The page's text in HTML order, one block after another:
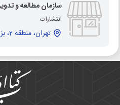
سازمان مطالعه و
انتشارات
تهران، منطقه 2، بزرگراه جلال آل احمد